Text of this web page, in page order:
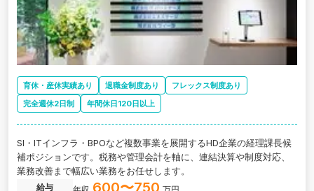
育休・産休実績あり 退職金制度あり
フレックス制度あり
完全週休2日制
年間休日120日以上
SI・ITインフラ・BPOなど複数事業を展開するHD企業の経理課長候
補ポジションです。税務や管理会計を軸に、連結決算や制度対応、
業務改善まで幅広い業務をお任せします。
給与 600〜750